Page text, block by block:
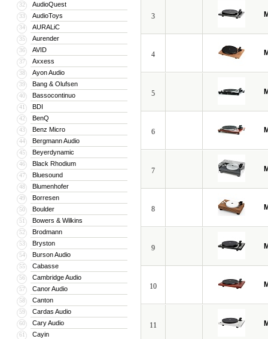
32 AudioQuest
33 AudioToys
34 AURALiC
35 Aurender
36 AVID
37 Axxess
38 Ayon Audio
39 Bang & Olufsen
40 Bassocontinuo
41 BDI
42 BenQ
43 Benz Micro
44 Bergmann Audio
45 Beyerdynamic
46 Black Rhodium
47 Bluesound
48 Blumenhofer
49 Borresen
50 Boulder
51 Bowers & Wilkins
52 Brodmann
53 Bryston
54 Burson Audio
55 Cabasse
56 Cambridge Audio
57 Canor Audio
58 Canton
59 Cardas Audio
60 Cary Audio
61 Cayin
3
4
5
6
7
8
9
10
11